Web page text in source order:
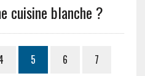
cuisine blanche ?
5 6
7